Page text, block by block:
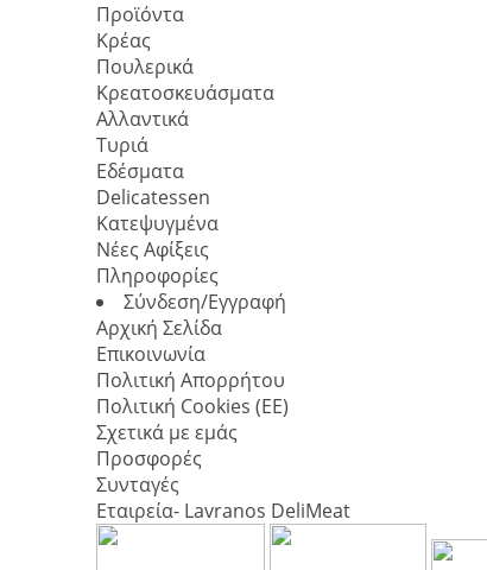
Προϊόντα
Κρέας
Πουλερικά
Κρεατοσκευάσματα
Αλλαντικά
Τυριά
Εδέσματα
Delicatessen
Κατεψυγμένα
Νέες Αφίξεις
Πληροφορίες
Σύνδεση/Εγγραφή
Αρχική Σελίδα
Επικοινωνία
Πολιτική Απορρήτου
Πολιτική Cookies (ΕΕ)
Σχετικά με εμάς
Προσφορές
Συνταγές
Εταιρεία- Lavranos DeliMeat